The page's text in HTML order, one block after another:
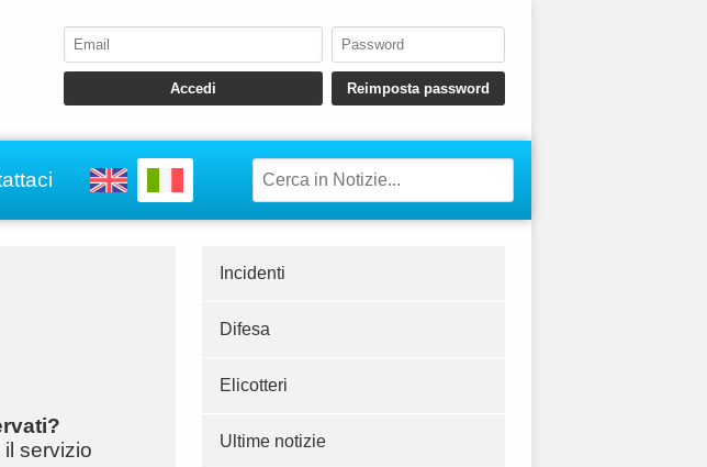
servizio
Incidenti
Difesa
Elicotteri
Ultime notizie